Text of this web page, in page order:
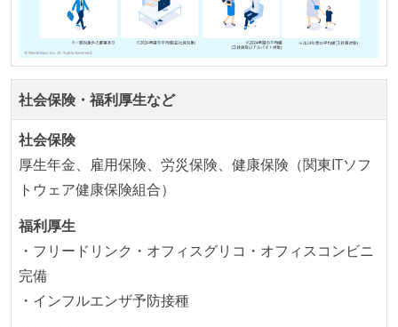
アジャイル実践状況
1ヶ月以下の短い期間でのイテレーション開発を実践
している
デイリーでスタンドアップミーティング、またはそれ
に準じるチーム内の打ち合わせを行っている
イテレーションの最後などに、定期的にチームでふり
かえりミーティングを行っている
継続的なデプロイ（デリバリー）を行っている
ワークフローの整備
全てのコードをバージョン管理ツールで管理している
各メンバーが実装したコードのマージは Pull Request
社会保険・福利厚生など
社会保険
厚生年金、雇用保険、労災保険、健康保険（関東ITソフ
トウェア健康保険組合）
福利厚生
・フリードリンク・オフィスグリコ・オフィスコンビニ
完備
・インフルエンザ予防接種